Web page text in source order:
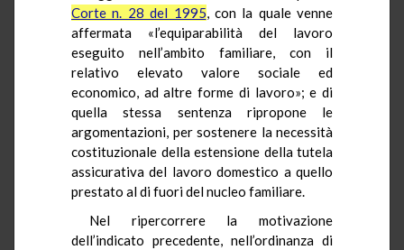
Corte n. 28 del 1995, con la quale venne
affermata «l’equiparabilità del lavoro
eseguito nell’ambito familiare, con il
relativo elevato valore sociale ed
economico, ad altre forme di lavoro»; e di
quella stessa sentenza ripropone le
argomentazioni, per sostenere la necessità
costituzionale della estensione della tutela
assicurativa del lavoro domestico a quello
prestato al di fuori del nucleo familiare.
Nel ripercorrere la motivazione
dell’indicato precedente, nell’ordinanza di